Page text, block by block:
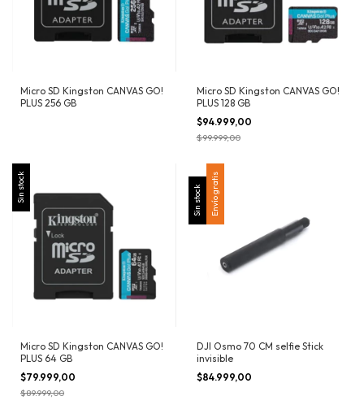
Micro SD Kingston CANVAS GO!
PLUS 256 GB
Micro SD Kingston CANVAS GO!
PLUS 128 GB
$94.999,00
$99.999,00
Sin stock
Micro SD Kingston CANVAS GO!
PLUS 64 GB
$79.999,00
$89.999,00
Sin stock Envío gratis
DJI Osmo 70 CM selfie Stick
invisible
$84.999,00